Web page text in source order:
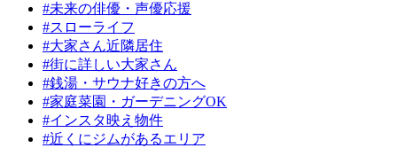
#未来の俳優・声優応援
#スローライフ
#大家さん近隣居住
#街に詳しい大家さん
#銭湯・サウナ好きの方へ
#家庭菜園・ガーデニングOK
#インスタ映え物件
#近くにジムがあるエリア